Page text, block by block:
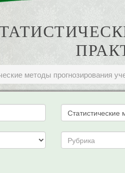
методы прогнозирования